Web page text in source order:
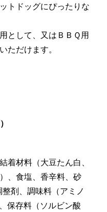
トドッグにぴったりな
として、又はＢＢＱ用
ただけます。
着材料（大豆たん白、
、食塩、香辛料、砂
剤、調味料（アミノ
保存料（ソルビン酸